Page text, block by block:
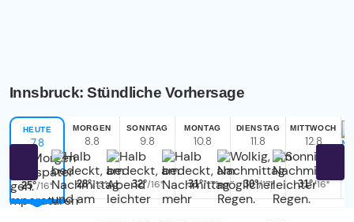
Innsbruck: Stündliche Vorhersage
HEUTE
7.8
25°/16°
MORGEN
8.8
28°/13°
SONNTAG
9.8
32°/16°
MONTAG
10.8
31°/17°
DIENSTAG
11.8
30°/17°
MITTWOCH
12.8
31°/16°